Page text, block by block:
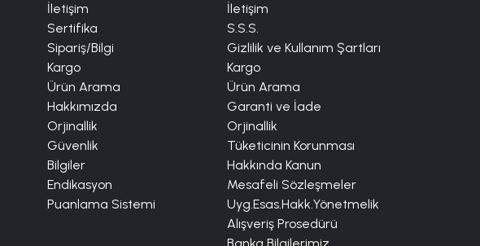
İletişim
Sertifika
Sipariş/Bilgi
Kargo
Ürün Arama
Hakkımızda
Orjinallik
Güvenlik
Bilgiler
Endikasyon
Puanlama Sistemi
İletişim
S.S.S.
Gizlilik ve Kullanım Şartları
Kargo
Ürün Arama
Garanti ve İade
Orjinallik
Tüketicinin Korunması
Hakkında Kanun
Mesafeli Sözleşmeler
Uyg.Esas.Hakk.Yönetmelik
Alışveriş Prosedürü